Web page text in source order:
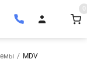
0
/ MDV